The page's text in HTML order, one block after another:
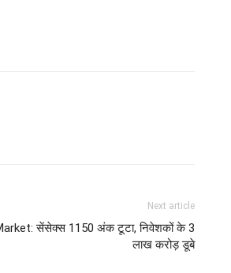
Next article
सेंसेक्स 1150 अंक टूटा, निवेशकों के 3
लाख करोड़ डूबे